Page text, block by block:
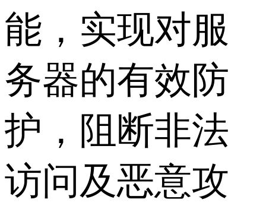
能，实现对服
务器的有效防
护，阻断非法
访问及恶意攻